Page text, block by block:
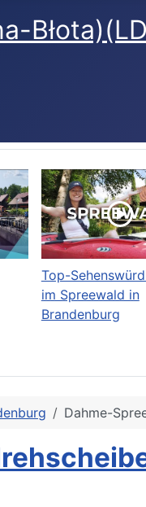
Top-
im Spreewald in
Brandenburg
Dahme-